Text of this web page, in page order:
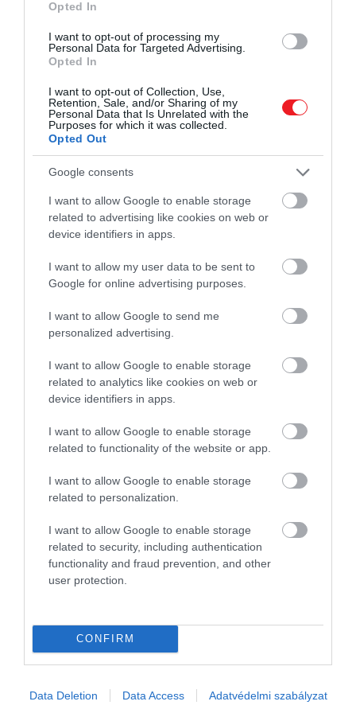
Opted In
I want to opt-out of processing my
Personal Data for Targeted Advertising.
Opted In
I want to opt-out of Collection, Use,
Retention, Sale, and/or Sharing of my
Personal Data that Is Unrelated with the
Purposes for which it was collected.
Opted Out
Google consents
I want to allow Google to enable storage
related to advertising like cookies on web or
device identifiers in apps.
I want to allow my user data to be sent to
Google for online advertising purposes.
I want to allow Google to send me
personalized advertising.
I want to allow Google to enable storage
related to analytics like cookies on web or
device identifiers in apps.
I want to allow Google to enable storage
related to functionality of the website or app.
I want to allow Google to enable storage
related to personalization.
I want to allow Google to enable storage
related to security, including authentication
functionality and fraud prevention, and other
user protection.
CONFIRM
Data Deletion Data Access Adatvédelmi szabályzat
Egy, a környéken élő házaspár, Rose
Norman
is örömüket fejezték ki a költözés kapcsán.
látják, a walesi hercegi pár nagyszerű király és királyné
lesz majd.
A költözéssel tehát új korszak kezdődik Vilmos
és családja életében – a helyiek pedig nyitott
szívvel és nagy reményekkel várják őket.
Olvasd el ezt is!
Vilmos és Katalin
Ez az egy szabály szent Katalin és Vilmos
Nem sok kellett, hogy Katalin ne legyen